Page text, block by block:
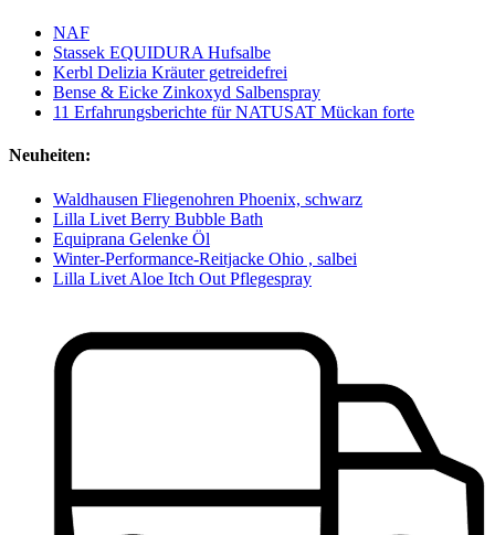
NAF
Stassek EQUIDURA Hufsalbe
Kerbl Delizia Kräuter getreidefrei
Bense & Eicke Zinkoxyd Salbenspray
11 Erfahrungsberichte für NATUSAT Mückan forte
Neuheiten:
Waldhausen Fliegenohren Phoenix, schwarz
Lilla Livet Berry Bubble Bath
Equiprana Gelenke Öl
Winter-Performance-Reitjacke Ohio , salbei
Lilla Livet Aloe Itch Out Pflegespray